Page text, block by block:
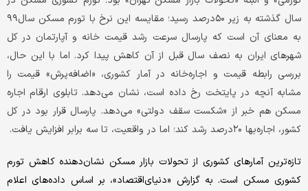
سال گذشته به زیر ۵۰درصد رسید؛ مقایسه این نرخ با تورم مسکن سال۹۹
به معنای آن است که پارسال سرعت رشد قیمت خانه و آپارتمان در کل
شهرهای ایران به نصف سال قبل از آن کاهش پیدا کرد. اما با این حال،
بررسی رابطه قیمت و اجاره‌خانه در آمار کشوری، «اضافه‌پرش» قیمت را
مشابه آنچه در پایتخت رخ داده است، نشان می‌دهد. تابلوی ارقام اجاره
مسکن هم خبر از «شکست سقف دولتی» می‌دهد. پارسال قرار بود در کل
کشور، اجاره‌بها ۲۰درصد رشد کند؛ اما در واقعیت، تا سه برابر افزایش یافت.
تازه‌‌‌‌ترین آمارهای کشوری از تحولات بازار مسکن نشان‌دهنده کاهش تورم
کشوری مسکن است. به گزارش «دنیای‌اقتصاد»، بر اساس داده‌‌‌‌های اعلام